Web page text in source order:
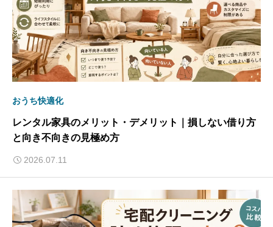
おうち快適化
レンタル家具のメリット・デメリット｜損しない借り方
と向き不向きの見極め方
2026.07.11